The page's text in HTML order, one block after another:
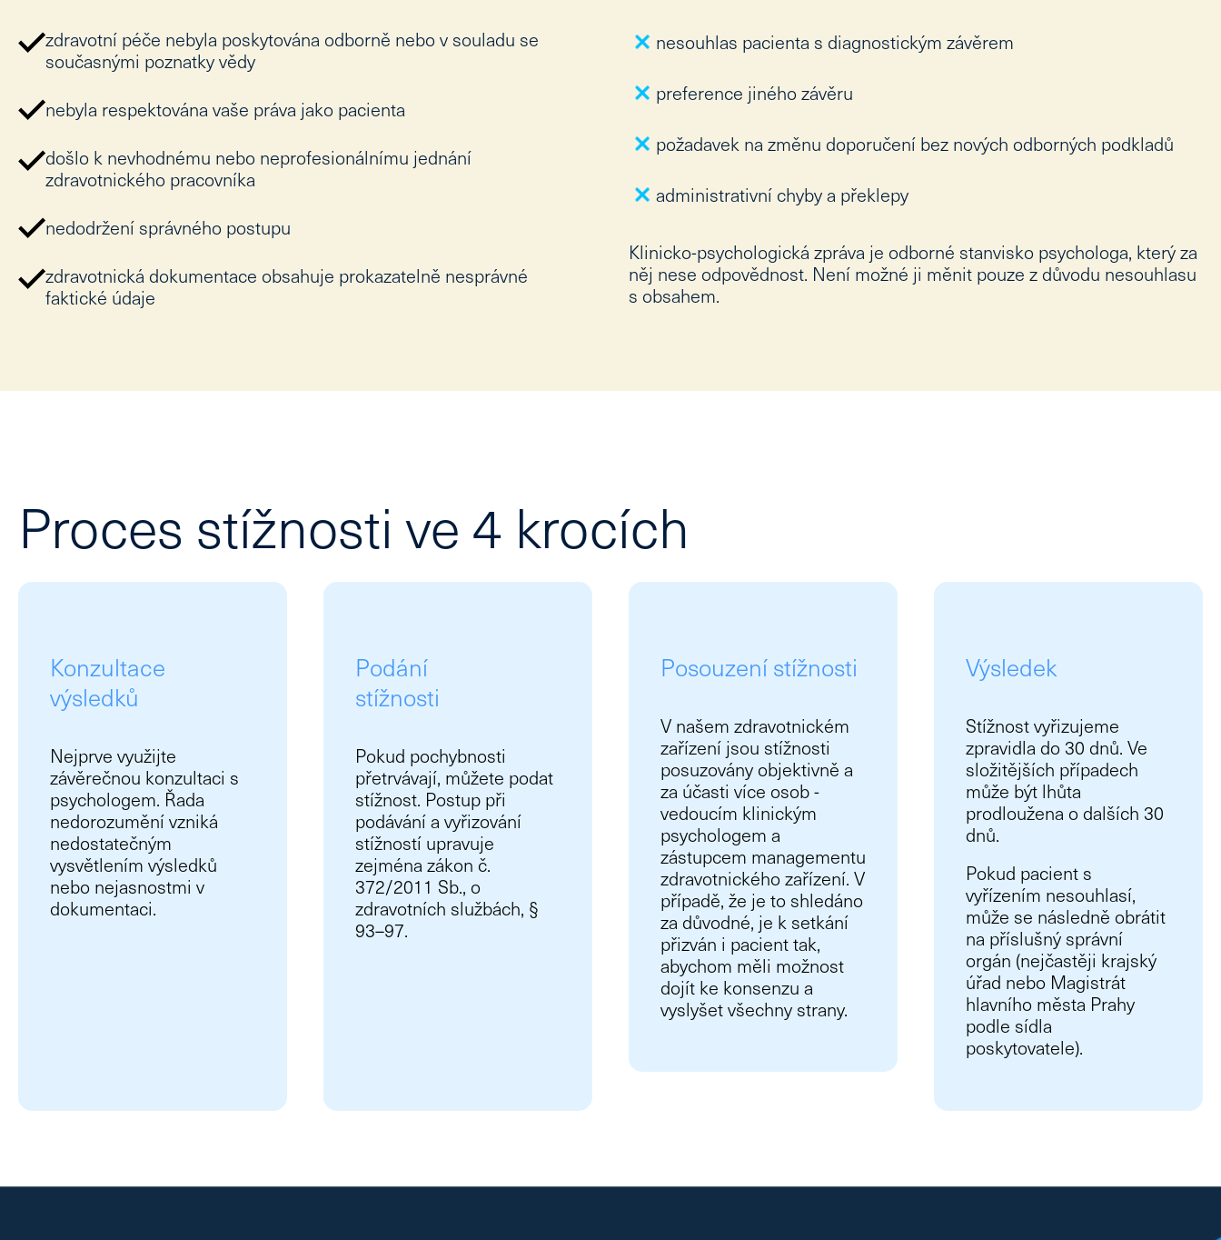
zdravotní péče nebyla poskytována odborně nebo v souladu se
současnými poznatky vědy
nebyla respektována vaše práva jako pacienta
došlo k nevhodnému nebo neprofesionálnímu jednání
zdravotnického pracovníka
nedodržení správného postupu
zdravotnická dokumentace obsahuje prokazatelně nesprávné
faktické údaje
nesouhlas pacienta s diagnostickým závěrem
preference jiného závěru
požadavek na změnu doporučení bez nových odborných podkladů
administrativní chyby a překlepy
Klinicko-psychologická zpráva je odborné stanvisko psychologa, který za
něj nese odpovědnost. Není možné ji měnit pouze z důvodu nesouhlasu
s obsahem.
Proces stížnosti ve 4 krocích
Konzultace
výsledků
Nejprve využijte
závěrečnou konzultaci s
psychologem. Řada
nedorozumění vzniká
nedostatečným
vysvětlením výsledků
nebo nejasnostmi v
dokumentaci.
Podání
stížnosti
Pokud pochybnosti
přetrvávají, můžete podat
stížnost. Postup při
podávání a vyřizování
stížností upravuje
zejména zákon č.
372/2011 Sb., o
zdravotních službách, §
93–97.
Posouzení stížnosti
V našem zdravotnickém
zařízení jsou stížnosti
posuzovány objektivně a
za účasti více osob -
vedoucím klinickým
psychologem a
zástupcem managementu
zdravotnického zařízení. V
případě, že je to shledáno
za důvodné, je k setkání
přizván i pacient tak,
abychom měli možnost
dojít ke konsenzu a
vyslyšet všechny strany.
Výsledek
Stížnost vyřizujeme
zpravidla do 30 dnů. Ve
složitějších případech
může být lhůta
prodloužena o dalších 30
dnů.
Pokud pacient s
vyřízením nesouhlasí,
může se následně obrátit
na příslušný správní
orgán (nejčastěji krajský
úřad nebo Magistrát
hlavního města Prahy
podle sídla
poskytovatele).